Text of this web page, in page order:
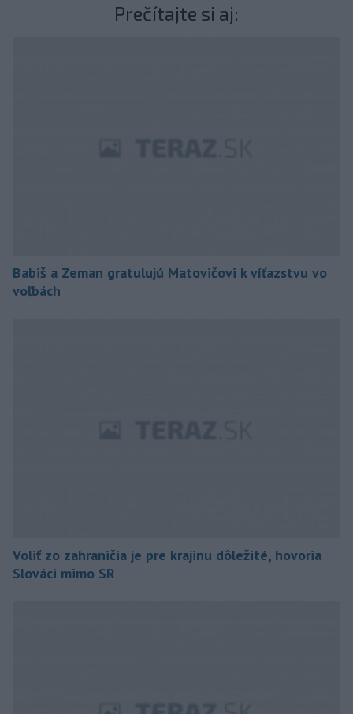
Prečítajte si aj:
Babiš a Zeman gratulujú Matovičovi k víťazstvu vo
voľbách
Voliť zo zahraničia je pre krajinu dôležité, hovoria
Slováci mimo SR